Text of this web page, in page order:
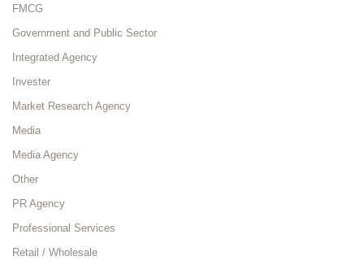
FMCG
Government and Public Sector
Integrated Agency
Invester
Market Research Agency
Media
Media Agency
Other
PR Agency
Professional Services
Retail / Wholesale